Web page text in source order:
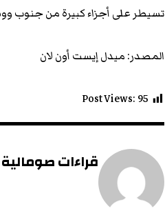
تسيطر على أجزاء كبيرة من جنوب
المصدر: ميدل إيست أون لان
Post Views: 95
قراءات صومالية